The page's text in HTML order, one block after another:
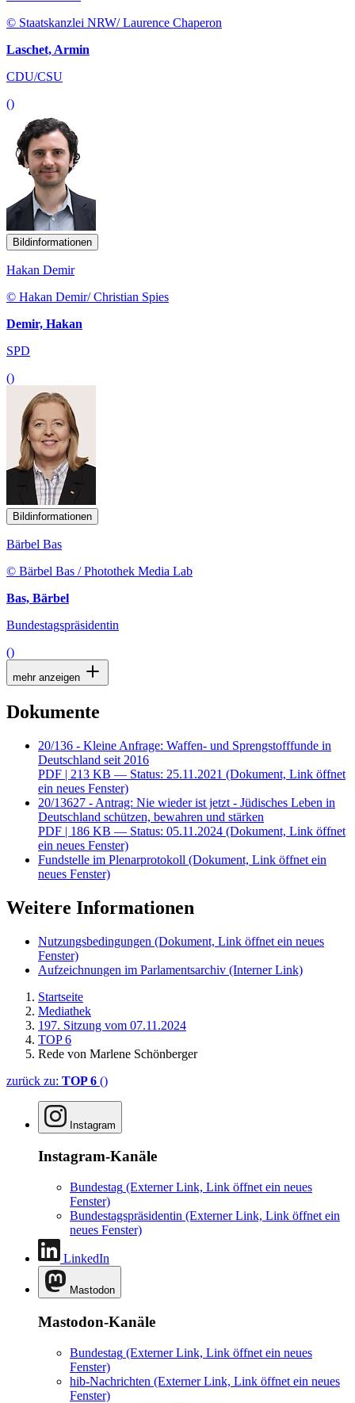
© Staatskanzlei NRW/ Laurence Chaperon
Laschet, Armin
CDU/CSU
()
Bildinformationen
Hakan Demir
© Hakan Demir/ Christian Spies
Demir, Hakan
SPD
()
Bildinformationen
Bärbel Bas
© Bärbel Bas / Photothek Media Lab
Bas, Bärbel
Bundestagspräsidentin
()
mehr anzeigen
Dokumente
20/136 - Kleine Anfrage: Waffen- und Sprengstofffunde in
Deutschland seit 2016
PDF | 213 KB — Status: 25.11.2021 (Dokument, Link öffnet
ein neues Fenster)
20/13627 - Antrag: Nie wieder ist jetzt - Jüdisches Leben in
Deutschland schützen, bewahren und stärken
PDF | 186 KB — Status: 05.11.2024 (Dokument, Link öffnet
ein neues Fenster)
Fundstelle im Plenarprotokoll (Dokument, Link öffnet ein
neues Fenster)
Weitere Informationen
Nutzungsbedingungen (Dokument, Link öffnet ein neues
Fenster)
Aufzeichnungen im Parlamentsarchiv (Interner Link)
Startseite
Mediathek
197. Sitzung vom 07.11.2024
TOP 6
Rede von Marlene Schönberger
zurück zu: TOP 6 ()
Instagram
Instagram-Kanäle
Bundestag (Externer Link, Link öffnet ein neues
Fenster)
Bundestagspräsidentin (Externer Link, Link öffnet ein
neues Fenster)
LinkedIn
Mastodon
Mastodon-Kanäle
Bundestag (Externer Link, Link öffnet ein neues
Fenster)
hib-Nachrichten (Externer Link, Link öffnet ein neues
Fenster)